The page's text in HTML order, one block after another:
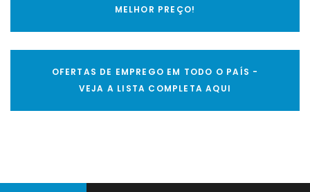
MELHOR PREÇO!
OFERTAS DE EMPREGO EM TODO O PAÍS -
VEJA A LISTA COMPLETA AQUI